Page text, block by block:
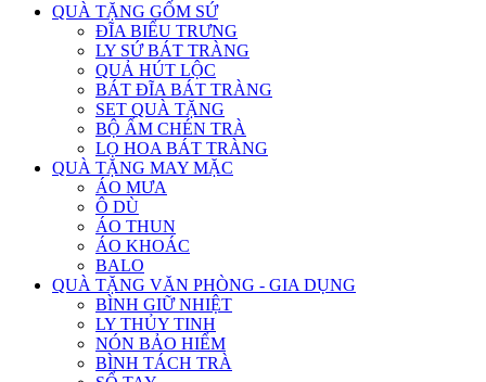
QUÀ TẶNG GỐM SỨ
ĐĨA BIỂU TRƯNG
LY SỨ BÁT TRÀNG
QUẢ HÚT LỘC
BÁT ĐĨA BÁT TRÀNG
SET QUÀ TẶNG
BỘ ẤM CHÉN TRÀ
LỌ HOA BÁT TRÀNG
QUÀ TẶNG MAY MẶC
ÁO MƯA
Ô DÙ
ÁO THUN
ÁO KHOÁC
BALO
QUÀ TẶNG VĂN PHÒNG - GIA DỤNG
BÌNH GIỮ NHIỆT
LY THỦY TINH
NÓN BẢO HIỂM
BÌNH TÁCH TRÀ